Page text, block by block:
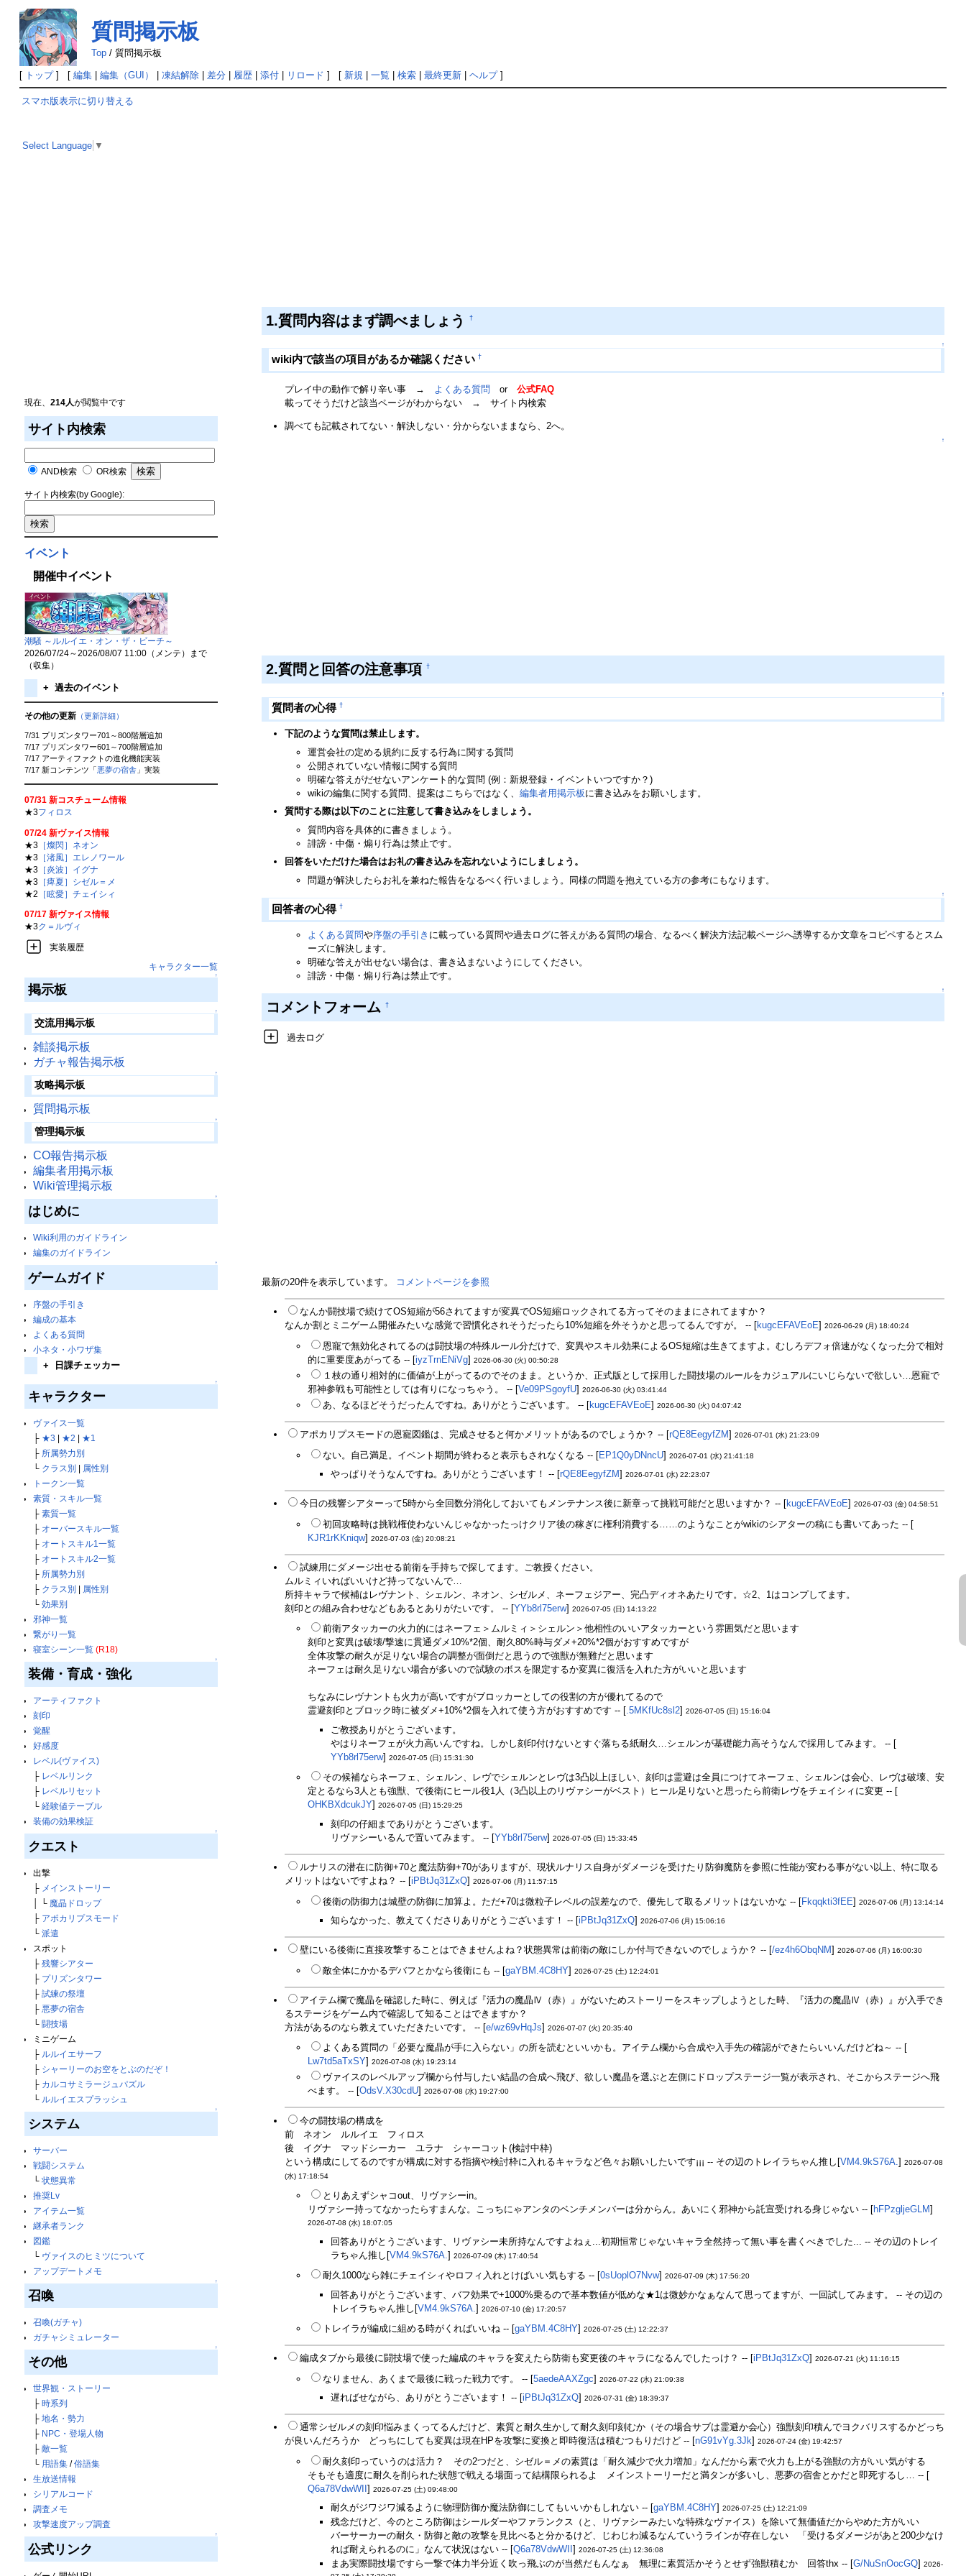
質問掲示板
Top/ 質問掲示板
[ トップ] [ 編集| 編集（GUI） 凍結解除| 差分| 履歴| 添付| リロード ] [ 新規| 一覧 検索| 最終更新| ヘルプ]
スマホ版表示に切り替える
Select Language ▼
現在、 214人が閲覧中です
サイト内検索
AND検索 OR検索
サイト内検索(by Google):
イベント
開催中イベント
潮騒 ～ルルイエ・オン・ザ・ビーチ～
2026/07/24～2026/08/07 11:00（メンテ）まで
（収集）
+ 過去のイベント
その他の更新（更新詳細）
7/31 プリズンタワー701～800階層追加
7/17 プリズンタワー601～700階層追加
7/17 アーティファクトの進化機能実装
7/17 新コンテンツ「 悪夢の宿舎」実装
07/31 新コスチューム情報
★3フィロス
07/24 新ヴァイス情報
★3［燦閃］ネオン
★3［渚風］エレノワール
★3［炎波］イグナ
★3［痺夏］シゼル＝メ
★2 ［眩愛］チェイシィ
07/17 新ヴァイス情報
★3ク＝ルヴィ
実装履歴
キャラクター一覧
↑
掲示板
↑
交流用掲示板
雑談掲示板
ガチャ報告掲示板
↑
攻略掲示板
質問掲示板
↑
管理掲示板
CO報告掲示板
編集者用掲示板
Wiki管理掲示板
↑
はじめに
Wiki利用のガイドライン
編集のガイドライン
↑
ゲームガイド
序盤の手引き
編成の基本
よくある質問
小ネタ・小ワザ集
+ 日課チェッカー
↑
キャラクター
ヴァイス一覧
├ ★3 ★2
★1
├ 所属勢力別
└ クラス別
属性別
トークン一覧
素質・スキル一覧
├ 素質一覧
├ オーバースキル一覧
├ オートスキル1一覧
├ オートスキル2一覧
├ 所属勢力別
├ クラス別
属性別
└ 効果別
邪神一覧
繋がり一覧
寝室シーン一覧 (R18)
↑
装備・育成・強化
アーティファクト
刻印
覚醒
好感度
レベル(ヴァイス)
├ レベルリンク
├ レベルリセット
└ 経験値テーブル
装備の効果検証
↑
クエスト
出撃
├ メインストーリー
│ └ 魔晶ドロップ
├ アポカリプスモード
└ 派遣
スポット
├ 残響シアター
├ プリズンタワー
├ 試練の祭壇
├ 悪夢の宿舎
└ 闘技場
ミニゲーム
├ ルルイエサーフ
├ シャーリーのお空をとぶのだぞ！
├ カルコサミラージュパズル
└ ルルイエスプラッシュ
↑
システム
サーバー
戦闘システム
└ 状態異常
推奨Lv
アイテム一覧
継承者ランク
図鑑
└ ヴァイスのヒミツについて
アップデートメモ
↑
召喚
召喚(ガチャ)
ガチャシミュレーター
↑
その他
世界観・ストーリー
├ 時系列
├ 地名・勢力
├ NPC・登場人物
├ 敵一覧
└ 用語集/俗語集
生放送情報
シリアルコード
調査メモ
攻撃速度アップ調査
↑
公式リンク
1.質問内容はまず調べましょう †
↑
wiki内で該当の項目があるか確認ください†
プレイ中の動作で解り辛い事 → よくある質問 or 公式FAQ
載ってそうだけど該当ページがわからない → サイト内検索
調べても記載されてない・解決しない・分からないままなら、2へ。
↑
2.質問と回答の注意事項 †
↑
質問者の心得†
下記のような質問は禁止します。
運営会社の定める規約に反する行為に関する質問
公開されていない情報に関する質問
明確な答えがだせないアンケート的な質問 (例：新規登録・イベントいつですか？)
wikiの編集に関する質問、提案はこちらではなく、 編集者用掲示板に書き込みをお願いします。
質問する際は以下のことに注意して書き込みをしましょう。
質問内容を具体的に書きましょう。
誹謗・中傷・煽り行為は禁止です。
回答をいただけた場合はお礼の書き込みを忘れないようにしましょう。
問題が解決したらお礼を兼ねた報告をなるべく行いましょう。同様の問題を抱えている方の参考にもなります。
↑
回答者の心得†
よくある質問や序盤の手引き に載っている質問や過去ログに答えがある質問の場合、なるべく解決方法記載ページへ誘導するか文章をコピペするとスム
ーズに解決します。
明確な答えが出せない場合は、書き込まないようにしてください。
誹謗・中傷・煽り行為は禁止です。
↑
コメントフォーム †
過去ログ
最新の20件を表示しています。 コメントページを参照
なんか闘技場で続けてOS短縮が56されてますが変異でOS短縮ロックされてる方ってそのままにされてますか？
なんか割とミニゲーム開催みたいな感覚で習慣化されそうだったら10%短縮を外そうかと思ってるんですが。 -- [kugcEFAVEoE] 2026-06-29 (月) 18:40:24
恩寵で無効化されてるのは闘技場の特殊ルール分だけで、変異やスキル効果によるOS短縮は生きてますよ。むしろデフォ倍速がなくなった分で相対
的に重要度あがってる -- [iyzTrnENiVg] 2026-06-30 (火) 00:50:28
１枝の通り相対的に価値が上がってるのでそのまま。というか、正式版として採用した闘技場のルールをカジュアルにいじらないで欲しい…恩寵で
邪神参戦も可能性としては有りになっちゃう。 -- [Ve09PSgoyfU] 2026-06-30 (火) 03:41:44
あ、なるほどそうだったんですね。ありがとうございます。 -- [kugcEFAVEoE] 2026-06-30 (火) 04:07:42
アポカリプスモードの恩寵図鑑は、完成させると何かメリットがあるのでしょうか？ -- [rQE8EegyfZM] 2026-07-01 (水) 21:23:09
ない。自己満足。イベント期間が終わると表示もされなくなる -- [EP1Q0yDNncU] 2026-07-01 (水) 21:41:18
やっぱりそうなんですね。ありがとうございます！ -- [rQE8EegyfZM] 2026-07-01 (水) 22:23:07
今日の残響シアターって5時から全回数分消化しておいてもメンテナンス後に新章って挑戦可能だと思いますか？ -- [kugcEFAVEoE] 2026-07-03 (金) 04:58:51
初回攻略時は挑戦権使わないんじゃなかったっけクリア後の稼ぎに権利消費する……のようなことがwikiのシアターの稿にも書いてあった -- [
KJR1rKKniqw] 2026-07-03 (金) 20:08:21
試練用にダメージ出せる前衛を手持ちで探してます。ご教授ください。
ムルミィいればいいけど持ってないんで…
所持キャラで候補はレヴナント、シェルン、ネオン、シゼルメ、ネーフェジアー、完凸ディオネあたりです。☆2、1はコンプしてます。
刻印との組み合わせなどもあるとありがたいです。 -- [YYb8rl75erw] 2026-07-05 (日) 14:13:22
前衛アタッカーの火力的にはネーフェ＞ムルミィ＞シェルン＞他相性のいいアタッカーという雰囲気だと思います
刻印と変異は破壊/撃速に貫通ダメ10%*2個、耐久80%時与ダメ+20%*2個がおすすめですが
全体攻撃の耐久が足りない場合の調整が面倒だと思うので強獣が無難だと思います
ネーフェは耐久足りない場合が多いので試験のボスを限定するか変異に復活を入れた方がいいと思います
ちなみにレヴナントも火力が高いですがブロッカーとしての役割の方が優れてるので
霊避刻印とブロック時に被ダメ+10%*2個を入れて使う方がおすすめです -- [.5MKfUc8sl2] 2026-07-05 (日) 15:16:04
ご教授ありがとうございます。
やはりネーフェが火力高いんですね。しかし刻印付けないとすぐ落ちる紙耐久…シェルンが基礎能力高そうなんで採用してみます。 -- [
YYb8rl75erw] 2026-07-05 (日) 15:31:30
その候補ならネーフェ、シェルン、レヴでシェルンとレヴは3凸以上ほしい、刻印は霊避は全員につけてネーフェ、シェルンは会心、レヴは破壊、安
定とるなら3人とも強獣、で後衛にヒール役1人（3凸以上のリヴァシーがベスト）ヒール足りないと思ったら前衛レヴをチェイシィに変更 -- [
OHKBXdcukJY] 2026-07-05 (日) 15:29:25
刻印の仔細までありがとうございます。
リヴァシーいるんで置いてみます。 -- [YYb8rl75erw] 2026-07-05 (日) 15:33:45
ルナリスの潜在に防御+70と魔法防御+70がありますが、現状ルナリス自身がダメージを受けたり防御魔防を参照に性能が変わる事がない以上、特に取る
メリットはないですよね？ -- [iPBtJq31ZxQ] 2026-07-06 (月) 11:57:15
後衛の防御力は城壁の防御に加算よ。ただ+70は微粒子レベルの誤差なので、優先して取るメリットはないかな -- [Fkqqkti3fEE] 2026-07-06 (月) 13:14:14
知らなかった、教えてくださりありがとうございます！ -- [iPBtJq31ZxQ] 2026-07-06 (月) 15:06:16
壁にいる後衛に直接攻撃することはできませんよね？状態異常は前衛の敵にしか付与できないのでしょうか？ -- [/ez4h6ObqNM] 2026-07-06 (月) 16:00:30
敵全体にかかるデバフとかなら後衛にも -- [gaYBM.4C8HY] 2026-07-25 (土) 12:24:01
アイテム欄で魔晶を確認した時に、例えば『活力の魔晶Ⅳ（赤）』がないためストーリーをスキップしようとした時、『活力の魔晶Ⅳ（赤）』が入手でき
るステージをゲーム内で確認して知ることはできますか？
方法があるのなら教えていただきたいです。 -- [e/wz69vHqJs] 2026-07-07 (火) 20:35:40
よくある質問の「必要な魔晶が手に入らない」の所を読むといいかも。アイテム欄から合成や入手先の確認ができたらいいんだけどね～ -- [
Lw7td5aTxSY] 2026-07-08 (水) 19:23:14
ヴァイスのレベルアップ欄から付与したい結晶の合成へ飛び、欲しい魔晶を選ぶと左側にドロップステージ一覧が表示され、そこからステージへ飛
べます。 -- [OdsV.X30cdU] 2026-07-08 (水) 19:27:00
今の闘技場の構成を
前 ネオン ルルイエ フィロス
後 イグナ マッドシーカー ユラナ シャーコット(検討中枠)
という構成にしてるのですが構成に対する指摘や検討枠に入れるキャラなど色々お願いしたいです¡¡¡ -- その辺のトレイラちゃん推し[VM4.9kS76A. ] 2026-07-08
(水) 17:18:54
とりあえずシャコout、リヴァシーin。
リヴァシー持ってなかったらすまんな。こっちにゃアンタのベンチメンバーは分からん。あいにく邪神から託宣受けれる身じゃない -- [hFPzgljeGLM]
2026-07-08 (水) 18:07:05
回答ありがとうございます、リヴァシー未所持なんですよねぇ...初期恒常じゃないキャラ全然持って無い事を書くべきでした... -- その辺のトレイ
ラちゃん推し[VM4.9kS76A. ] 2026-07-09 (木) 17:40:54
耐久1000なら雑にチェイシィやロフィ入れとけばいい気もする -- [0sUoplO7Nvw] 2026-07-09 (木) 17:56:20
回答ありがとうございます、バフ効果で+1000%乗るので基本数値が低めな★1は微妙かなぁなんて思ってますが、一回試してみます。 -- その辺の
トレイラちゃん推し[VM4.9kS76A. ] 2026-07-10 (金) 17:20:57
トレイラが編成に組める時がくればいいね -- [gaYBM.4C8HY] 2026-07-25 (土) 12:22:37
編成タブから最後に闘技場で使った編成のキャラを変えたら防衛も変更後のキャラになるんでしたっけ？ -- [iPBtJq31ZxQ] 2026-07-21 (火) 11:16:15
なりません、あくまで最後に戦った戦力です。 -- [5aedeAAXZgc] 2026-07-22 (水) 21:09:38
遅ればせながら、ありがとうございます！ -- [iPBtJq31ZxQ] 2026-07-31 (金) 18:39:37
通常シゼルメの刻印悩みまくってるんだけど、素質と耐久生かして耐久刻印刻むか（その場合サブは霊避か会心）強獣刻印積んでヨクバリスするかどっち
が良いんだろうか どっちにしても変異は現在HPを攻撃に変換と即時復活は積むつもりだけど -- [nG91vYg.3Jk] 2026-07-24 (金) 19:42:57
耐久刻印っていうのは活力？ その2つだと、シゼル＝メの素質は「耐久減少で火力増加」なんだから素で火力も上がる強獣の方がいい気がする
そもそも適度に耐久を削られた状態で戦える場面って結構限られるよ メインストーリーだと満タンが多いし、悪夢の宿舎とかだと即死するし… -- [
Q6a78VdwWII ] 2026-07-25 (土) 09:48:00
耐久がジワジワ減るように物理防御か魔法防御にしてもいいかもしれない -- [gaYBM.4C8HY] 2026-07-25 (土) 12:21:09
残念だけど、今のところ防御はシールダーやファランクス（と、リヴァシーみたいな特殊なヴァイス）を除いて無価値だからやめた方がいい
バーサーカーの耐久・防御と敵の攻撃を見比べると分かるけど、じわじわ減るなんていうラインが存在しない 「受けるダメージがあと200少なけ
れば耐えられるのに」なんて状況はない -- [Q6a78VdwWII ] 2026-07-25 (土) 12:36:08
まあ実際闘技場ですら一撃で体力半分近く吹っ飛ぶのが当然だもんなぁ 無理に素質活かそうとせず強獣積むか 回答thx -- [G/NuSnOocGQ] 2026-